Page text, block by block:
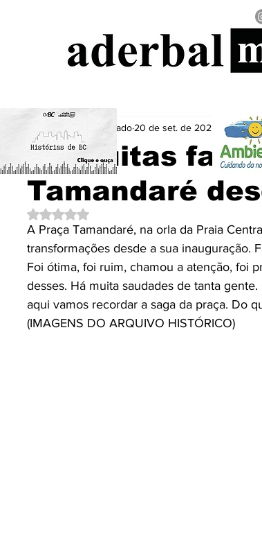
As muitas
Tamandaré
Aderbal Machado 20 de set. de 2025 1 min de
Avaliado com NaN de 5 estrelas.
A Praça Tamandaré, na orla da Praia
transformações desde a sua inauguração.
Foi ótima, foi ruim, chamou a atenção, foi
desses. Há muita saudades de tanta
aqui vamos recordar a saga da praça. Do
(IMAGENS DO ARQUIVO HISTÓRICO)